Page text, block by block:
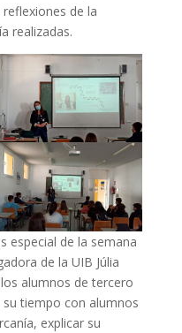
de la
realizadas.
especial de la semana
de la UIB Júlia
alumnos de tercero
tiempo con alumnos
explicar su